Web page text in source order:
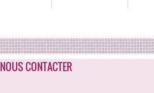
NOUS CONTACTER